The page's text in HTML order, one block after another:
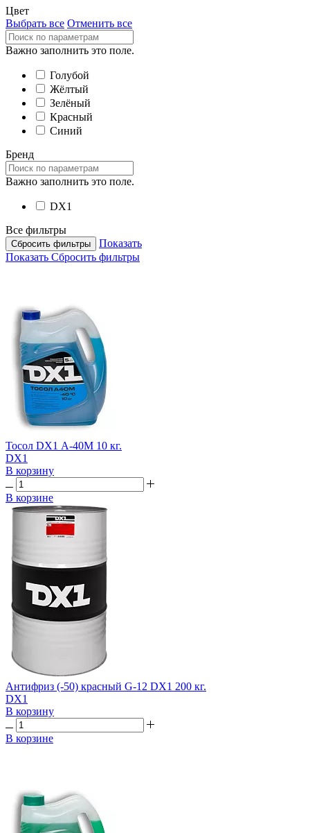
Цвет
Выбрать все Отменить все
Важно заполнить это поле.
Голубой
Жёлтый
Зелёный
Красный
Синий
Бренд
Важно заполнить это поле.
DX1
Все фильтры
Сбросить фильтры
Показать
Показать Сбросить фильтры
Тосол DX1 А-40М 10 кг.
DX1
В корзину
В корзине
Антифриз (-50) красный G-12 DX1 200 кг.
DX1
В корзину
В корзине